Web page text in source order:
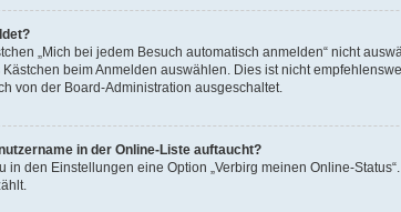
„Mich bei jedem Besuch automatisch anmelden“ nicht
beim Anmelden auswählen. Dies ist nicht
von der Board-Administration ausgeschaltet.
in der Online-Liste auftaucht?
in den Einstellungen eine Option „Verbirg meinen Online-